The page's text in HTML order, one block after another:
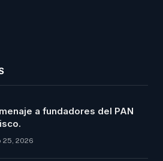
a fundadores del PAN
25, 2026